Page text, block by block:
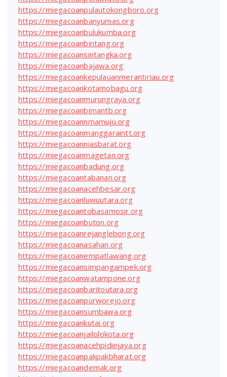
https://miegacoanpulautokongboro.org
https://miegacoanbanyumas.org
https://miegacoanbulukumba.org
https://miegacoanbintang.org
https://miegacoansintangka.org
https://miegacoanbajawa.org
https://miegacoankepulauanmerantiriau.org
https://miegacoankotamobagu.org
https://miegacoanmurungraya.org
https://miegacoanbimantb.org
https://miegacoannmamuju.org
https://miegacoanmanggaraintt.org
https://miegacoanniasbarat.org
https://miegacoanmagetan.org
https://miegacoanbadung.org
https://miegacoantabanan.org
https://miegacoanacehbesar.org
https://miegacoanluwuutara.org
https://miegacoantobasamosir.org
https://miegacoanbuton.org
https://miegacoanrejanglebong.org
https://miegacoanasahan.org
https://miegacoanempatlawang.org
https://miegacoansimpangampek.org
https://miegacoanwatampone.org
https://miegacoanbaritoutara.org
https://miegacoanpurworejo.org
https://miegacoansumbawa.org
https://miegacoankutai.org
https://miegacoanjailolokota.org
https://miegacoanacehpidiejaya.org
https://miegacoanpakpakbharat.org
https://miegacoandemak.org